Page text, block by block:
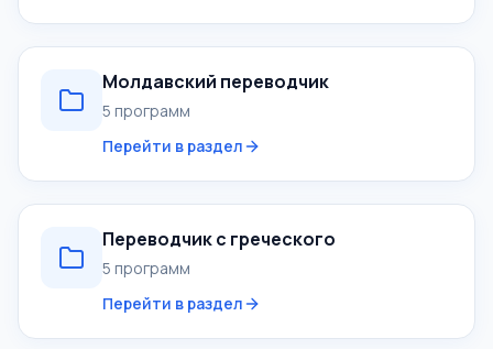
Молдавский переводчик
5 программ
Перейти в раздел
Переводчик с греческого
5 программ
Перейти в раздел